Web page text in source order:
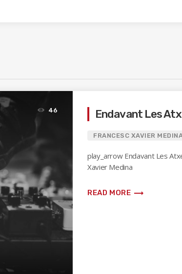
46 Endavant Les
FRANCESC XAVIER
play_arrow Endavant Les
Xavier Medina
READ MORE trending_flat